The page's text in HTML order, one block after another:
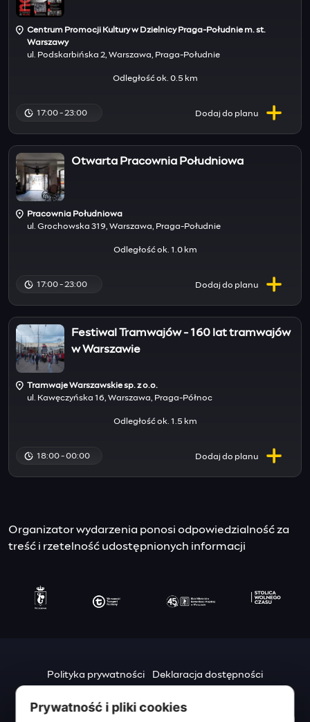
Centrum Promocji Kultury w Dzielnicy Praga-Południe m. st.
Warszawy
ul. Podskarbińska 2, Warszawa, Praga-Południe
Odległość ok. 0.5 km
17:00 - 23:00 Dodaj do planu
Otwarta Pracownia Południowa
Pracownia Południowa
ul. Grochowska 319, Warszawa, Praga-Południe
Odległość ok. 1.0 km
17:00 - 23:00 Dodaj do planu
Festiwal Tramwajów - 160 lat tramwajów
w Warszawie
Tramwaje Warszawskie sp. z o.o.
ul. Kawęczyńska 16, Warszawa, Praga-Północ
Odległość ok. 1.5 km
18:00 - 00:00 Dodaj do planu
Organizator wydarzenia ponosi odpowiedzialność za
treść i rzetelność udostępnionych informacji
Polityka prywatności
Deklaracja dostępności
Urząd m.st. Warszawy
Prywatność i pliki cookies